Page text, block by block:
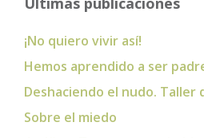
¡No quiero vivir así!
Hemos aprendido a ser
Deshaciendo el nudo. Taller
Sobre el miedo